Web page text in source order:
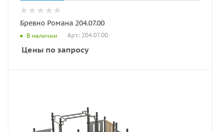
Бревно Романа 204.07.00
В наличии Арт.: 204.07.00
Цены по запросу